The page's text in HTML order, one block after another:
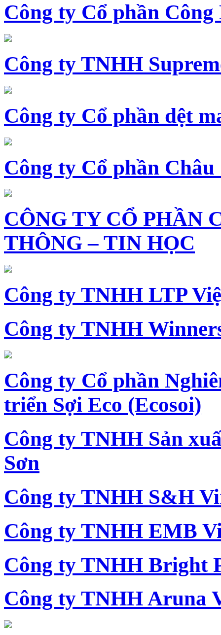
Công ty Cổ phần Công
Công ty TNHH
Công ty Cổ phần dệt
Công ty Cổ phần Châu
CÔNG TY CỔ PHẦN
THÔNG – TIN HỌC
Công ty TNHH LTP
Công ty TNHH
Công ty Cổ phần
triển Sợi Eco (Ecosoi)
Công ty TNHH Sản
Sơn
Công ty TNHH S&H
Công ty TNHH EMB
Công ty TNHH Bright
Công ty TNHH Aruna